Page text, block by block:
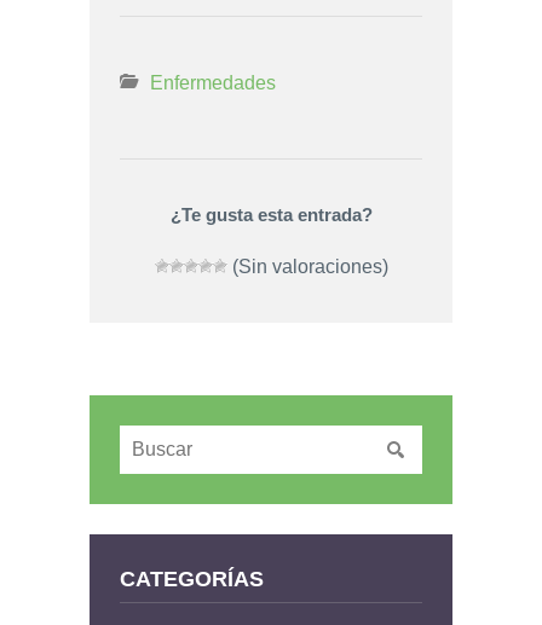
Enfermedades
¿Te gusta esta entrada?
(Sin valoraciones)
CATEGORÍAS